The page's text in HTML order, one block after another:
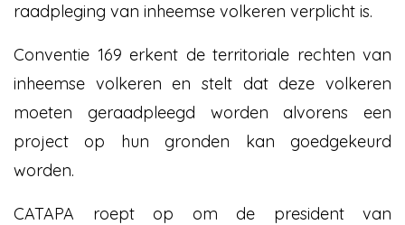
raadpleging van inheemse volkeren verplicht is.
Conventie 169 erkent de territoriale rechten van
inheemse volkeren en stelt dat deze volkeren
moeten geraadpleegd worden alvorens een
project op hun gronden kan goedgekeurd
worden.
CATAPA roept op om de president van